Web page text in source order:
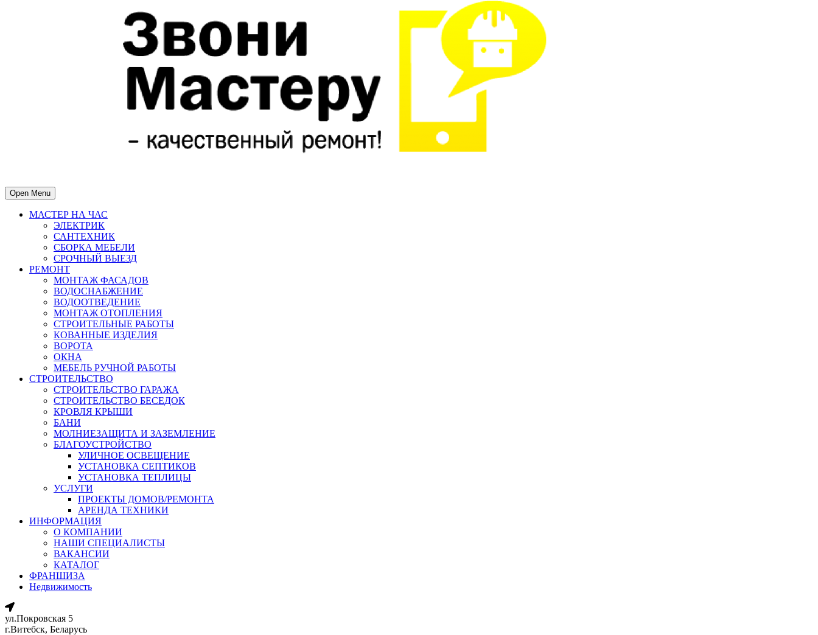
Open Menu
МАСТЕР НА ЧАС
ЭЛЕКТРИК
САНТЕХНИК
СБОРКА МЕБЕЛИ
СРОЧНЫЙ ВЫЕЗД
РЕМОНТ
МОНТАЖ ФАСАДОВ
ВОДОСНАБЖЕНИЕ
ВОДООТВЕДЕНИЕ
МОНТАЖ ОТОПЛЕНИЯ
СТРОИТЕЛЬНЫЕ РАБОТЫ
КОВАННЫЕ ИЗДЕЛИЯ
ВОРОТА
ОКНА
МЕБЕЛЬ РУЧНОЙ РАБОТЫ
СТРОИТЕЛЬСТВО
СТРОИТЕЛЬСТВО ГАРАЖА
СТРОИТЕЛЬСТВО БЕСЕДОК
КРОВЛЯ КРЫШИ
БАНИ
МОЛНИЕЗАЩИТА И ЗАЗЕМЛЕНИЕ
БЛАГОУСТРОЙСТВО
УЛИЧНОЕ ОСВЕЩЕНИЕ
УСТАНОВКА СЕПТИКОВ
УСТАНОВКА ТЕПЛИЦЫ
УСЛУГИ
ПРОЕКТЫ ДОМОВ/РЕМОНТА
АРЕНДА ТЕХНИКИ
ИНФОРМАЦИЯ
О КОМПАНИИ
НАШИ СПЕЦИАЛИСТЫ
ВАКАНСИИ
КАТАЛОГ
ФРАНШИЗА
Недвижимость
ул.Покровская 5
г.Витебск, Беларусь